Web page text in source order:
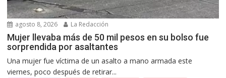
agosto 8, 2026 La Redacción
Mujer llevaba más de 50 mil pesos en su bolso fue
sorprendida por asaltantes
Una mujer fue víctima de un asalto a mano armada este
viernes, poco después de retirar...